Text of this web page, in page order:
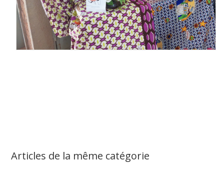
Articles de la même catégorie